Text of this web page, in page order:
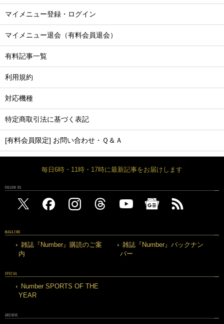
マイメニュー登録・ログイン
マイメニュー退会（有料会員退会）
有料記事一覧
利用規約
対応機種
特定商取引法に基づく表記
[有料会員限定] お問い合わせ・Ｑ＆Ａ
毎日6時・11時・17時に最新記事をお届けします
FOLLOW US
MAGAZINE
雑誌『Number』購読のご案
内
雑誌『Number』バックナン
バー
SPECIAL
Number SPORTS OF THE
YEAR
ARCHIVE